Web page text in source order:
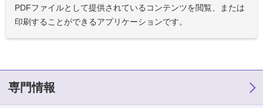
PDFファイルとして提供されているコンテンツを閲覧、または
印刷することができるアプリケーションです。
専門情報